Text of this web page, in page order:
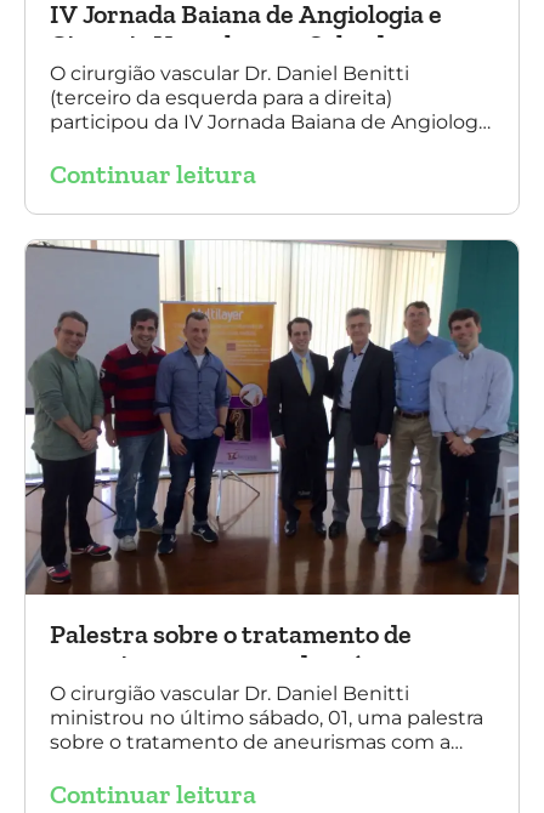
IV Jornada Baiana de Angiologia e
Cirurgia Vascular, em Salvador
O cirurgião vascular Dr. Daniel Benitti
(terceiro da esquerda para a direita)
participou da IV Jornada Baiana de Angiologia
29 de outubro. Na foto também está
SBACV (Sociedade Brasileira de Angiologia e
de Cirurgia Vascular) Bahia.
Continuar leitura
Palestra sobre o tratamento de
aneurismas com a endoprótese
multilayer, em Porto Alegre
O cirurgião vascular Dr. Daniel Benitti
ministrou no último sábado, 01, uma palestra
sobre o tratamento de aneurismas com a
foto, Dr. Daniel Benitti (ao centro) com os
Continuar leitura